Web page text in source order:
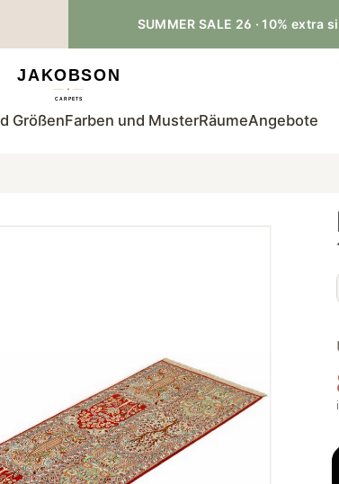
SUMMER SALE 26 · 10% extra
GrößenFarben und MusterRäumeAngebote